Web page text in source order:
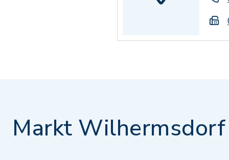
Markt Wilhermsdorf